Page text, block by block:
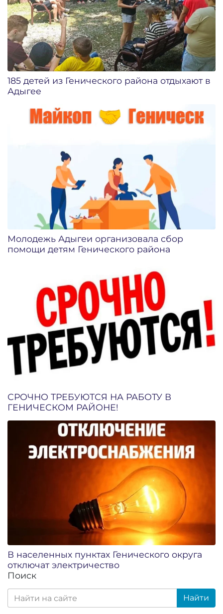
185 детей из Генического района отдыхают в
Адыгее
Молодежь Адыгеи организовала сбор
помощи детям Генического района
СРОЧНО ТРЕБУЮТСЯ НА РАБОТУ В
ГЕНИЧЕСКОМ РАЙОНЕ!
В населенных пунктах Генического округа
отключат электричество
Поиск
Найти